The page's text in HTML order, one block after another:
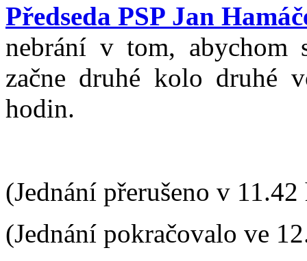
Předseda PSP Jan
nebrání v tom, abychom
začne druhé kolo druhé
hodin.
(Jednání přerušeno v
(Jednání pokračovalo ve